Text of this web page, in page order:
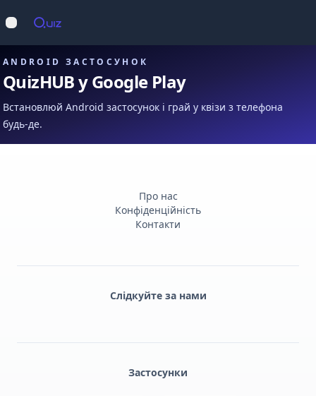
Відкрити меню
ANDROID ЗАСТОСУНОК
QuizHUB у Google Play
Встановлюй Android застосунок і грай у квізи з телефона
будь-де.
Про нас
Конфіденційність
Контакти
Слідкуйте за нами
Застосунки